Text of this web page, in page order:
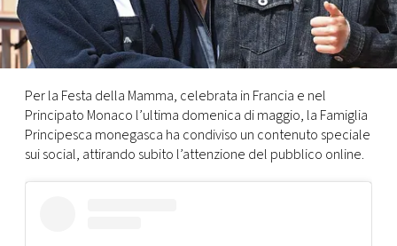
PRINCIPATO
DI
MONACO
RMC
CONSIGLIA
Per la Festa della Mamma, celebrata in Francia e nel
Principato Monaco l’ultima domenica di maggio, la Famiglia
Principesca monegasca ha condiviso un contenuto speciale
sui social, attirando subito l’attenzione del pubblico online.